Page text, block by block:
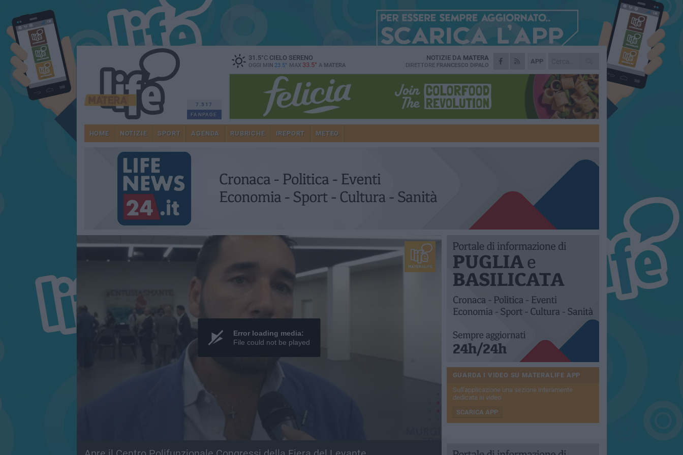
7.517
FANPAGE
31.5°CCIELO SERENO
OGGI MIN 23.5° MAX 33.5° A MATERA
APP
NOTIZIE DA MATERA
DIRETTORE FRANCESCO DIPALO
HOME NOTIZIE SPORT AGENDA RUBRICHE IREPORT METEO
Error loading media:
File could not be played
GUARDA I VIDEO SU MATERALIFE APP
Sull'applicazione una sezione interamente
dedicata ai video
SCARICA APP